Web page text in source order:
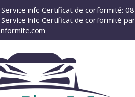
Service info Certificat de conformité:
Service info Certificat de conformité